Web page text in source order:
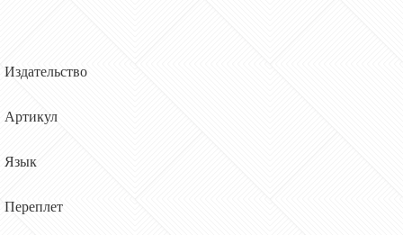
Издательство
Артикул
Язык
Переплет